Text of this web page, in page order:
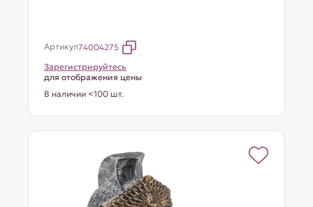
Артикул74004275
Зарегистрируйтесь
для отображения цены
В наличии <100 шт.